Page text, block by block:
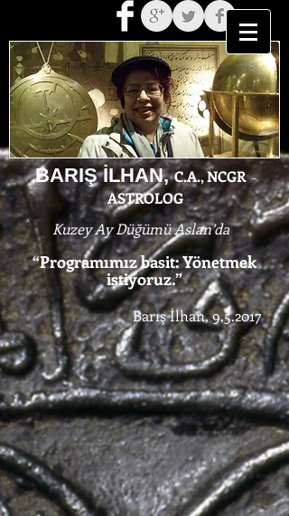
BARIŞ İLHAN,C.A., NCGR -
ASTROLOG
Kuzey Ay Düğümü Aslan’da
“Programımız basit: Yönetmek
istiyoruz.”
Barış İlhan, 9.5.2017